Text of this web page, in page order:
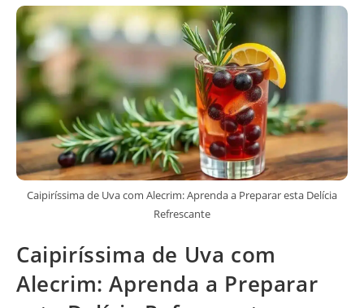
Caipiríssima de Uva com Alecrim: Aprenda a Preparar esta Delícia
Refrescante
Caipiríssima de Uva com
Alecrim: Aprenda a Preparar